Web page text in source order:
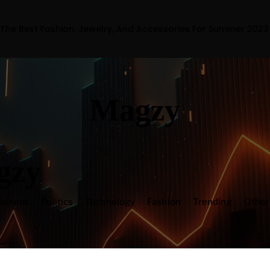
And Accessories For Summer 2023
Magzy
Politics Technology Fashion Trending